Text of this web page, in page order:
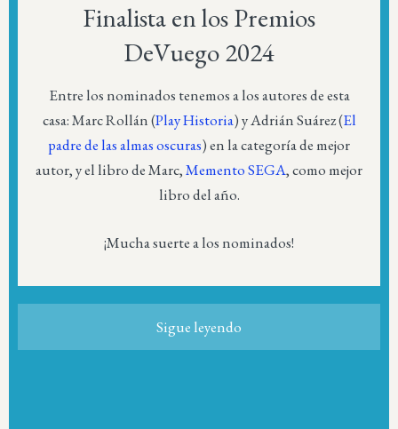
Finalista en los Premios
DeVuego 2024
Entre los nominados tenemos a los autores de esta
casa: Marc Rollán (Play Historia) y Adrián Suárez (El
padre de las almas oscuras) en la categoría de mejor
autor, y el libro de Marc,Memento SEGA, como mejor
libro del año.
¡Mucha suerte a los nominados!
Sigue leyendo